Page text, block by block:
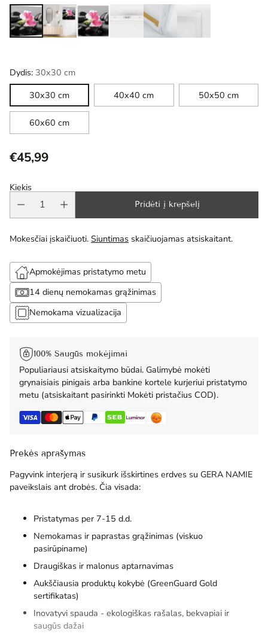
Dydis: 30x30 cm
30x30 cm
40x40 cm 50x50 cm
60x60 cm
Reguliari
kaina
€45,99
Kiekis
Pridėti į krepšelį
Mokesčiai įskaičiuoti. Siuntimas skaičiuojamas atsiskaitant.
Apmokėjimas pristatymo metu
14 dienų nemokamas grąžinimas
Nemokama vizualizacija
100% Saugūs mokėjimai
Populiariausi atsiskaitymo būdai. Galimybė mokėti
grynaisiais pinigais arba bankine kortele kurjeriui pristatymo
metu (atsiskaitant pasirinkti Mokėti pristačius COD).
Prekės aprašymas
Pagyvink interjerą ir susikurk išskirtines erdves su GERA NAMIE
paveikslais ant drobės. Čia visada:
Pristatymas per 7-15 d.d.
Nemokamas ir paprastas grąžinimas (viskuo
pasirūpiname)
Draugiškas ir malonus aptarnavimas
Aukščiausia produktų kokybė (GreenGuard Gold
sertifikatas)
Inovatyvi spauda - ekologiškas rašalas, bekvapiai ir
saugūs dažai